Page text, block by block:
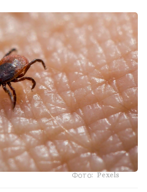
Фото: Pexels